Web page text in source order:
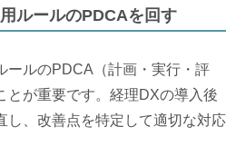
ルールのPDCAを回す
ールのPDCA（計画・実行・評
とが重要です。経理DXの導入後
し、改善点を特定して適切な対応